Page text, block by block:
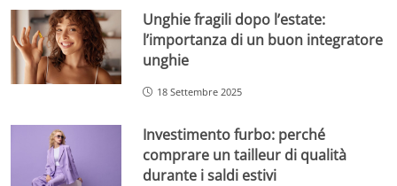
Unghie fragili dopo l’estate:
l’importanza di un buon integratore
unghie
18 Settembre 2025
Investimento furbo: perché
comprare un tailleur di qualità
durante i saldi estivi